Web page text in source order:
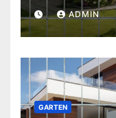
ADMIN
GARTEN